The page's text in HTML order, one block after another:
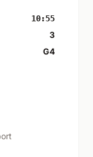
10:55
3
G4